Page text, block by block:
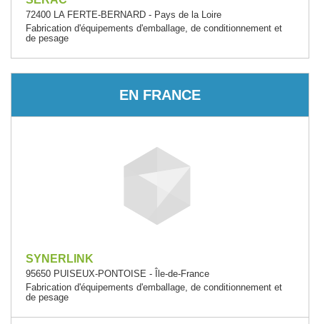
72400 LA FERTE-BERNARD - Pays de la Loire
Fabrication d'équipements d'emballage, de conditionnement et
de pesage
EN FRANCE
SYNERLINK
95650 PUISEUX-PONTOISE - Île-de-France
Fabrication d'équipements d'emballage, de conditionnement et
de pesage